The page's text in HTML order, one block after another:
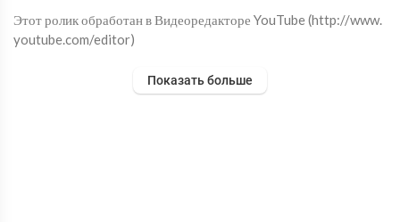
Этот ролик обработан в Видеоредакторе YouTube (http://www.
youtube.com/editor)
Показать больше